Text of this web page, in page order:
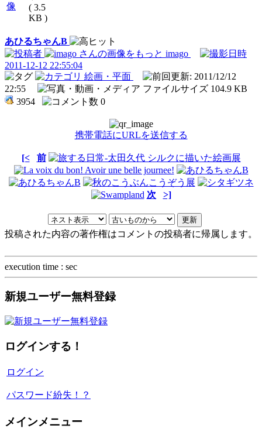
像
( 3.5
KB )
あひるちゃんB
imago
2011-12-12 22:55:04
絵画・平面
: 2011/12/12
22:55
104.9 KB
3954
0
携帯電話にURLを送信する
[< 前
次 >]
投稿された内容の著作権はコメントの投稿者に帰属します。
execution time : sec
新規ユーザー無料登録
ログインする！
ログイン
パスワード紛失！？
メインメニュー